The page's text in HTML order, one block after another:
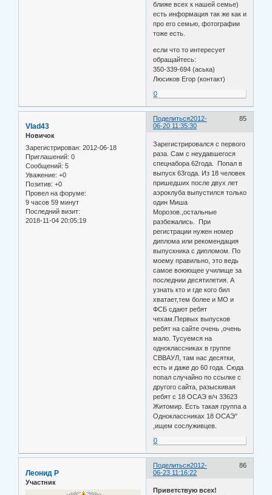
ближе всех к нашей семье)
есть информация так же как и
про его семью, фотографии
тоже есть.
если что то интересует
обращайтесь:
350-339-694 (аська)
Люсиков Егор (контакт)
0
Поделиться 85
2012-
06-20 11:35:30
Vlad43
Новичок
Зарегистрирован: 2012-06-18
Приглашений: 0
Сообщений: 5
Уважение: +0
Позитив: +0
Провел на форуме:
9 часов 59 минут
Последний визит:
2018-11-04 20:05:19
Зарегистрировался с первого
раза. Сам с неудавшегося
спецнабора 62года. Попал в
выпуск 63года. Из 18 человек
пришедших после двух лет
аэроклуба выпустился только
один Миша
Морозов.,остальные
разбежались. При
регистрации нужен номер
диплома или рекомендация
выпускника с дипломом. По
моему правильно, это ведь
самое воюющее училище за
последнии десятилетия. А
узнать кто и где кого бил
хватает,тем более и МО и
ФСБ сдают ребят
чехам.Первых выпусков
ребят на сайте очень ,очень
мало. Тусуемся на
одноклассниках в группе
СВВАУЛ, там нас десятки,
есть и даже до 60 года. Сюда
попал случайно по ссылке с
другого сайта, разыскивая
ребят с 18 ОСАЭ в/ч 33623
Житомир. Есть такая группа а
Одноклассниках 18 ОСАЭ"
,ищем сослуживцев.
0
Поделиться 86
2012-
06-23 11:16:22
Леонид Р
Участник
Приветствую всех!